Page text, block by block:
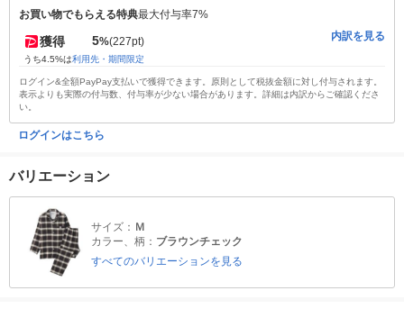
お買い物でもらえる特典最大付与率7%
獲得 5%(227pt)
うち4.5%は利用先・期間限定
内訳を見る
ログイン&全額PayPay支払いで獲得できます。原則として税抜金額に対し付与されます。
表示よりも実際の付与数、付与率が少ない場合があります。詳細は内訳からご確認くださ
い。
ログインはこちら
バリエーション
サイズ： Ｍ
カラー、柄： ブラウンチェック
すべてのバリエーションを見る